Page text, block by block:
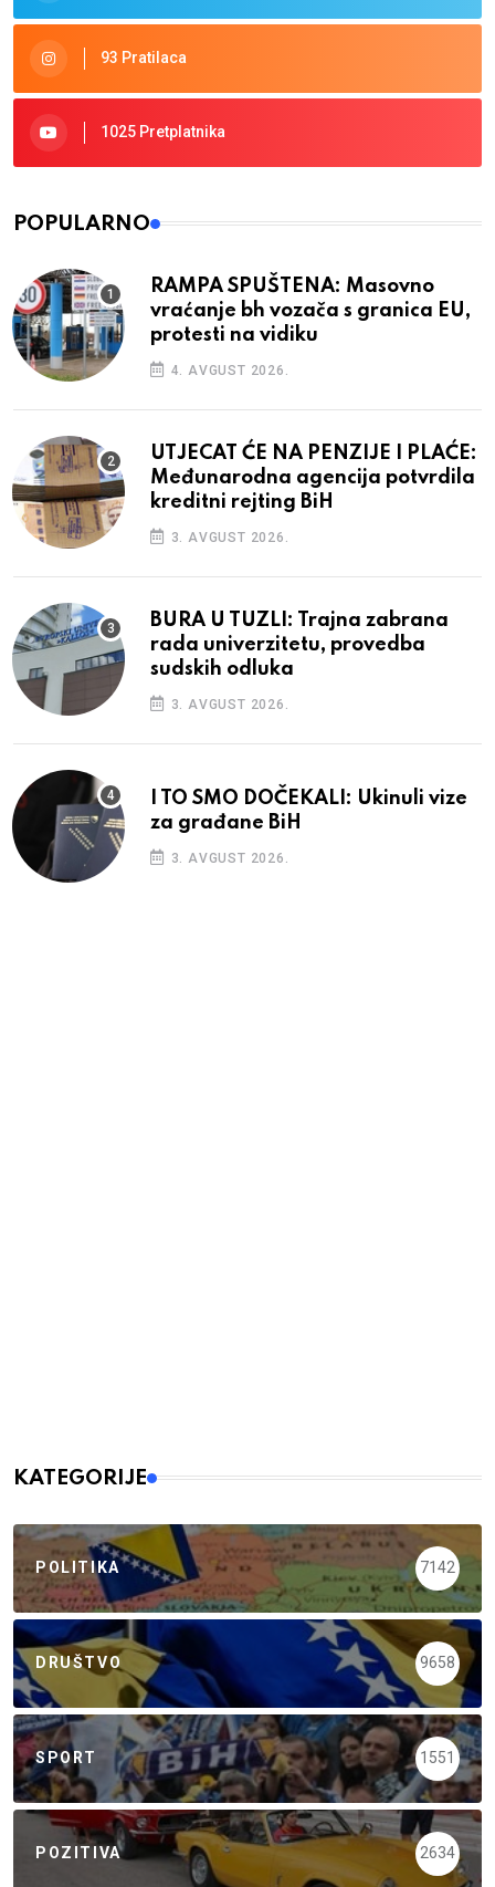
93 Pratilaca
1025 Pretplatnika
POPULARNO
RAMPA SPUŠTENA: Masovno
vraćanje bh vozača s granica EU,
protesti na vidiku
4. AVGUST 2026.
UTJECAT ĆE NA PENZIJE I PLAĆE:
Međunarodna agencija potvrdila
kreditni rejting BiH
3. AVGUST 2026.
BURA U TUZLI: Trajna zabrana
rada univerzitetu, provedba
sudskih odluka
3. AVGUST 2026.
I TO SMO DOČEKALI: Ukinuli vize
za građane BiH
3. AVGUST 2026.
KATEGORIJE
POLITIKA 7142
DRUŠTVO 9658
SPORT 1551
POZITIVA 2634